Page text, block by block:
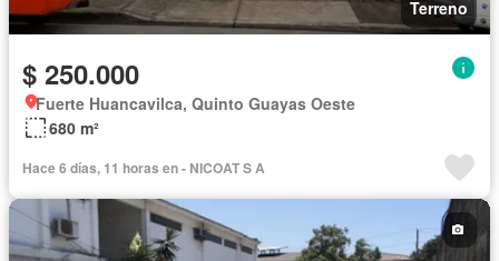
Terreno
$ 250.000
Fuerte Huancavilca, Quinto Guayas Oeste
680 m²
Hace 6 días, 11 horas en - NICOAT S A